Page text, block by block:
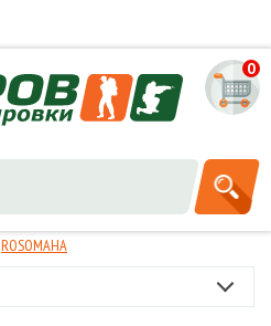
0
ROSOMAHA